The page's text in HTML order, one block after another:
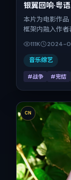
银翼回响·粤
本片为电影作品
框架内融入作者
多重关系线。
上映时间 2024
124分钟，节奏
111K 2024-
音乐综艺
#战争 #完结
CN